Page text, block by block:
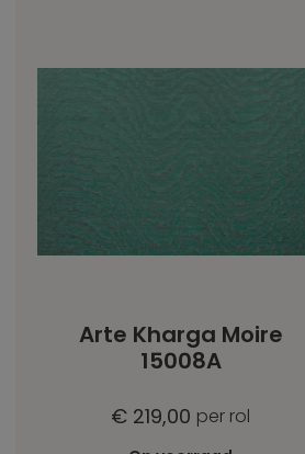
Arte Kharga Moire
15008A
€ 219,00 per rol